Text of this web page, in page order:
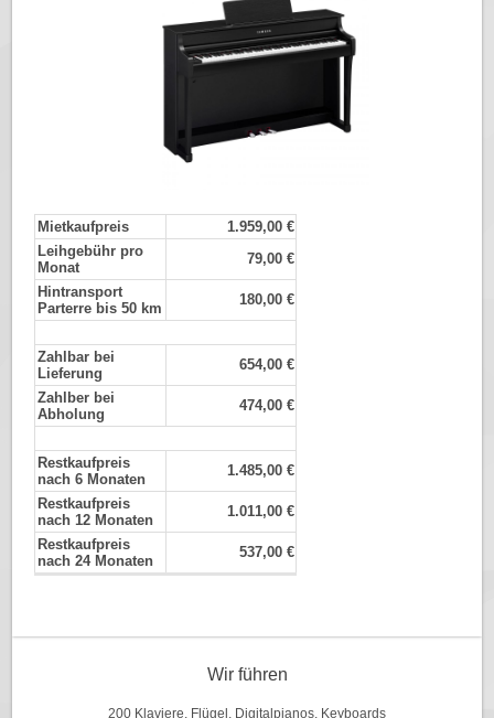
Mietkaufpreis
1.959,00 €
Leihgebühr pro
Monat
79,00 €
Hintransport
Parterre bis 50 km
180,00 €
Zahlbar bei
Lieferung
654,00 €
Zahlber bei
Abholung
474,00 €
Restkaufpreis
nach 6 Monaten
1.485,00 €
Restkaufpreis
nach 12 Monaten
1.011,00 €
Restkaufpreis
nach 24 Monaten
537,00 €
Wir führen
200 Klaviere, Flügel, Digitalpianos, Keyboards